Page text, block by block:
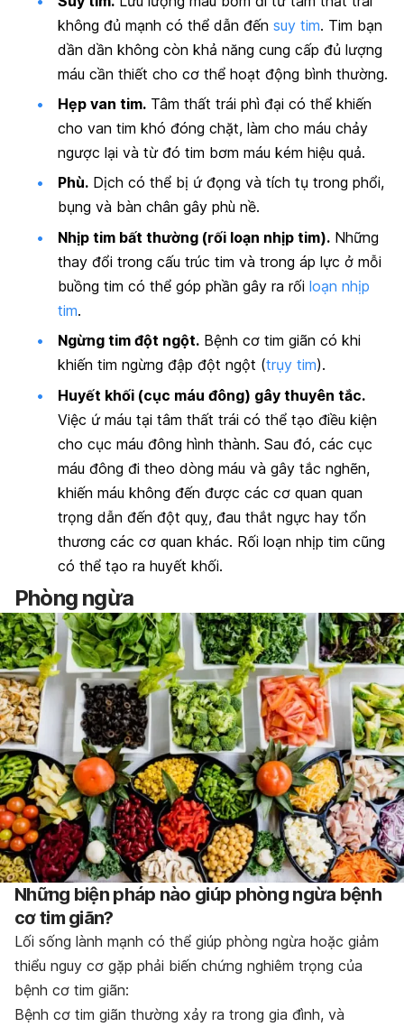
không đủ mạnh có thể dẫn đến suy tim. Tim bạn
dần dần không còn khả năng cung cấp đủ lượng
máu cần thiết cho cơ thể hoạt động bình thường.
Hẹp van tim. Tâm thất trái phì đại có thể khiến
cho van tim khó đóng chặt, làm cho máu chảy
ngược lại và từ đó tim bơm máu kém hiệu quả.
Phù. Dịch có thể bị ứ đọng và tích tụ trong phổi,
bụng và bàn chân gây phù nề.
Nhịp tim bất thường (rối loạn nhịp tim). Những
thay đổi trong cấu trúc tim và trong áp lực ở mỗi
buồng tim có thể góp phần gây ra rối loạn nhịp
tim.
Ngừng tim đột ngột. Bệnh cơ tim giãn có khi
khiến tim ngừng đập đột ngột (trụy tim).
Huyết khối (cục máu đông) gây thuyên tắc.
Việc ứ máu tại tâm thất trái có thể tạo điều kiện
cho cục máu đông hình thành. Sau đó, các cục
máu đông đi theo dòng máu và gây tắc nghẽn,
khiến máu không đến được các cơ quan quan
trọng dẫn đến đột quỵ, đau thắt ngực hay tổn
thương các cơ quan khác. Rối loạn nhịp tim cũng
có thể tạo ra huyết khối.
Phòng ngừa
Những biện pháp nào giúp phòng ngừa bệnh
cơ tim giãn?
Lối sống lành mạnh có thể giúp phòng ngừa hoặc giảm
thiểu nguy cơ gặp phải biến chứng nghiêm trọng của
bệnh cơ tim giãn:
Bệnh cơ tim giãn thường xảy ra trong gia đình, và